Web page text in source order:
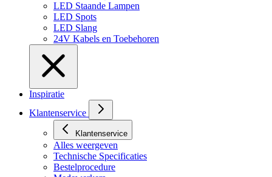
LED Staande Lampen
LED Spots
LED Slang
24V Kabels en Toebehoren
Inspiratie
Klantenservice
Klantenservice
Alles weergeven
Technische Specificaties
Bestelprocedure